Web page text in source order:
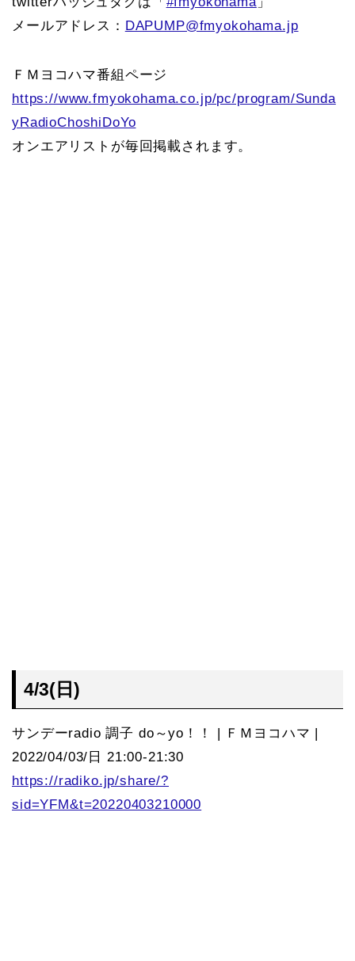
メールアドレス： DAPUMP@fmyokohama.jp
ＦＭヨコハマ番組ページ
https://www.fmyokohama.co.jp/pc/program/Sunda
yRadioChoshiDoYo
オンエアリストが毎回掲載されます。
4/3(日)
サンデーradio 調子 do～yo！！ | ＦＭヨコハマ |
2022/04/03/日 21:00-21:30
https://radiko.jp/share/?
sid=YFM&t=20220403210000